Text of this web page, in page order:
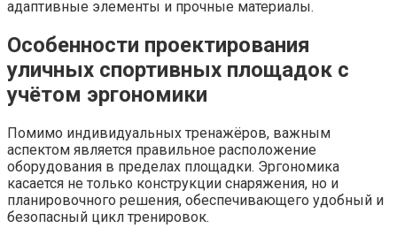
адаптивные элементы и прочные материалы.
Особенности проектирования
уличных спортивных площадок с
учётом эргономики
Помимо индивидуальных тренажёров, важным
аспектом является правильное расположение
оборудования в пределах площадки. Эргономика
касается не только конструкции снаряжения, но и
планировочного решения, обеспечивающего удобный и
безопасный цикл тренировок.